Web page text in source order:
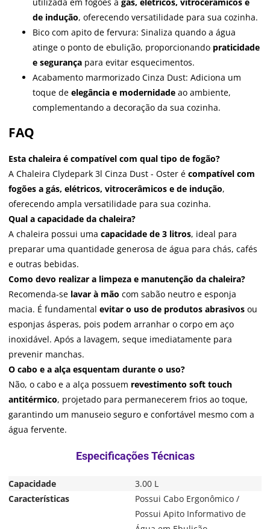
de indução, oferecendo versatilidade para sua cozinha.
Bico com apito de fervura: Sinaliza quando a água
atinge o ponto de ebulição, proporcionando praticidade
e segurança para evitar esquecimentos.
Acabamento marmorizado Cinza Dust: Adiciona um
toque de elegância e modernidade ao ambiente,
complementando a decoração da sua cozinha.
FAQ
Esta chaleira é compatível com qual tipo de fogão?
A Chaleira Clydepark 3l Cinza Dust - Oster é compatível com
fogões a gás, elétricos, vitrocerâmicos e de indução,
oferecendo ampla versatilidade para sua cozinha.
Qual a capacidade da chaleira?
A chaleira possui uma capacidade de 3 litros, ideal para
preparar uma quantidade generosa de água para chás, cafés
e outras bebidas.
Como devo realizar a limpeza e manutenção da chaleira?
Recomenda-se lavar à mão com sabão neutro e esponja
macia. É fundamental evitar o uso de produtos abrasivos ou
esponjas ásperas, pois podem arranhar o corpo em aço
inoxidável. Após a lavagem, seque imediatamente para
prevenir manchas.
O cabo e a alça esquentam durante o uso?
Não, o cabo e a alça possuem revestimento soft touch
antitérmico, projetado para permanecerem frios ao toque,
garantindo um manuseio seguro e confortável mesmo com a
água fervente.
Capacidade
3.00 L
Características
Possui Cabo Ergonômico /
Possui Apito Informativo de